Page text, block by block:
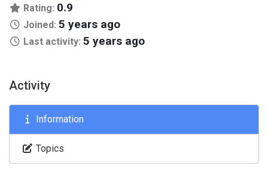
Rating: 0.9
Joined: 5 years ago
Last activity: 5 years ago
Activity
Information
Topics